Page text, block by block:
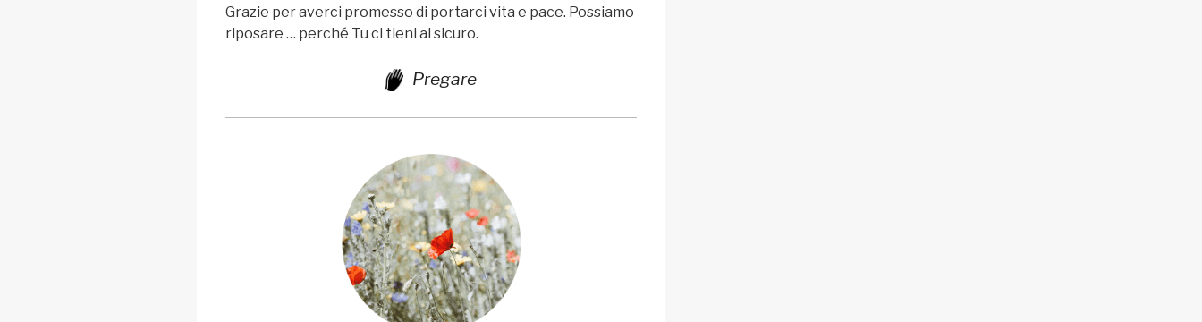
Grazie per averci promesso di portarci vita e pace. Possiamo
riposare … perché Tu ci tieni al sicuro.
Pregare